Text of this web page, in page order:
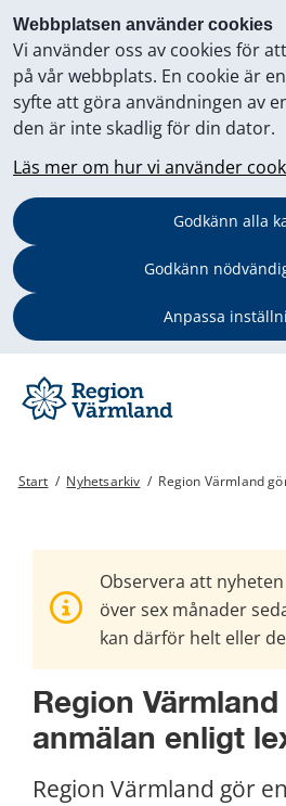
Webbplatsen använder cookies
Vi använder oss av cookies för
på vår webbplats. En cookie är
syfte att göra användningen av
den är inte skadlig för din dator.
Läs mer om hur vi använder
Godkänn alla
Godkänn
Anpassa
Start / Nyhetsarkiv / Region Värmland
Observera att
över sex månader
kan därför helt eller
Region
anmälan enligt
Region Värmland gör